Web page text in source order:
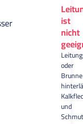
ist
nicht
oder
und